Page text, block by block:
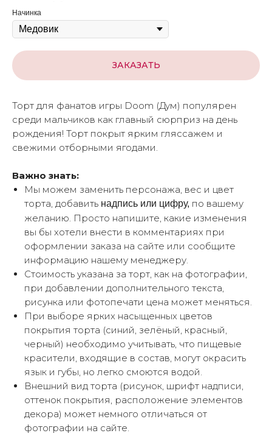
Начинка
ЗАКАЗАТЬ
Торт для фанатов игры Doom (Дум) популярен
среди мальчиков как главный сюрприз на день
рождения! Торт покрыт ярким гляссажем и
свежими отборными ягодами.
Важно знать:
Мы можем заменить персонажа, вес и цвет
торта, добавить надпись или цифру, по вашему
желанию. Просто напишите, какие изменения
вы бы хотели внести в комментариях при
оформлении заказа на сайте или сообщите
информацию нашему менеджеру.
Стоимость указана за торт, как на фотографии,
при добавлении дополнительного текста,
рисунка или фотопечати цена может меняться.
При выборе ярких насыщенных цветов
покрытия торта (синий, зелёный, красный,
черный) необходимо учитывать, что пищевые
красители, входящие в состав, могут окрасить
язык и губы, но легко смоются водой.
Внешний вид торта (рисунок, шрифт надписи,
оттенок покрытия, расположение элементов
декора) может немного отличаться от
фотографии на сайте.